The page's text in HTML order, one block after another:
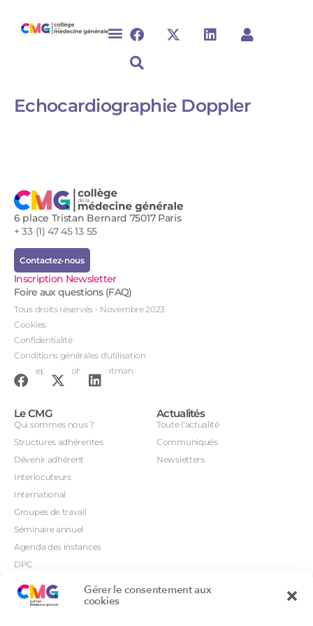
Gérer le consentement aux
cookies
Echocardiographie Doppler
6 place Tristan Bernard 75017 Paris
+ 33 (1) 47 45 13 55
Contactez-nous
Inscription Newsletter
Foire aux questions (FAQ)
Tous droits réservés - Novembre 2023
Cookies
Confidentialité
Conditions générales d'utilisation
Conception : John Brightman
Le CMG
Qui sommes nous ?
Structures adhérentes
Dévenir adhérent
Interlocuteurs
International
Groupes de travail
Séminaire annuel
Agenda des instances
DPC
Orientations prioritaires
Actualités
Toute l’actualité
Communiqués
Newsletters